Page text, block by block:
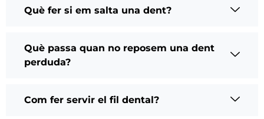
Què fer si em salta una dent?
Què passa quan no reposem una dent
perduda?
Com fer servir el fil dental?